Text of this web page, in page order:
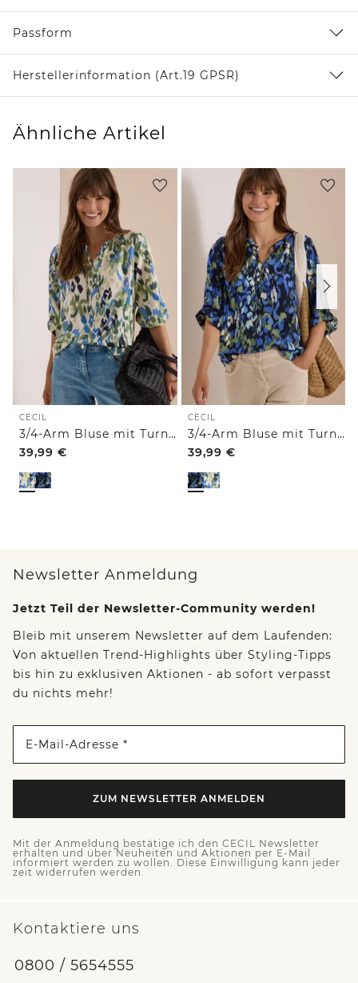
Passform
Herstellerinformation (Art.19 GPSR)
Ähnliche Artikel
CECIL
3/4-Arm Bluse mit Turn-Up und Print
39,99 €
CECIL
3/4-Arm Bluse mit Turn-Up und Print
39,99 €
Newsletter Anmeldung
Jetzt Teil der Newsletter-Community werden!
Bleib mit unserem Newsletter auf dem Laufenden:
Von aktuellen Trend-Highlights über Styling-Tipps
bis hin zu exklusiven Aktionen - ab sofort verpasst
du nichts mehr!
E-Mail-Adresse *
ZUM NEWSLETTER ANMELDEN
Mit der Anmeldung bestätige ich den CECIL Newsletter
erhalten und über Neuheiten und Aktionen per E-Mail
informiert werden zu wollen. Diese Einwilligung kann jeder
zeit widerrufen werden.
Kontaktiere uns
0800 / 5654555